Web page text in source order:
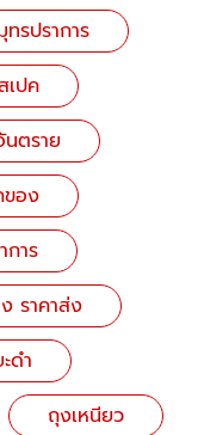
รปราการ
ปค
นตราย
อง
การ
ราคาส่ง
ดำ
ถุงเหนียว